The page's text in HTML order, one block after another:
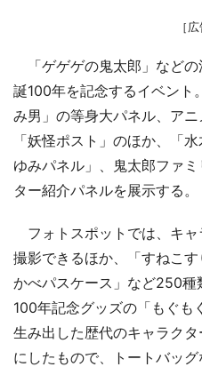
［広
「ゲゲゲの鬼太郎」など
誕100年を記念するイベント
み男」の等身大パネル、アニ
「妖怪ポスト」のほか、「
ゆみパネル」、鬼太郎ファ
ター紹介パネルを展示する。
フォトスポットでは、キ
撮影できるほか、「すねこ
かべパスケース」など250種
100年記念グッズの「もぐも
生み出した歴代のキャラク
にしたもので、トートバッグ